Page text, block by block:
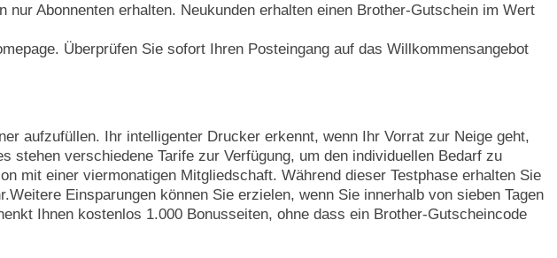
Abonnenten erhalten. Neukunden erhalten einen Brother-Gutschein im Wert
Überprüfen Sie sofort Ihren Posteingang auf das Willkommensangebot
aufzufüllen. Ihr intelligenter Drucker erkennt, wenn Ihr Vorrat zur Neige geht,
verschiedene Tarife zur Verfügung, um den individuellen Bedarf zu
mit einer viermonatigen Mitgliedschaft. Während dieser Testphase erhalten Sie
Einsparungen können Sie erzielen, wenn Sie innerhalb von sieben Tagen
Ihnen kostenlos 1.000 Bonusseiten, ohne dass ein Brother-Gutscheincode